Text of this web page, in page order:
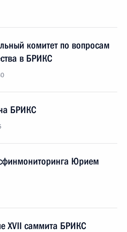
комитет по вопросам
в БРИКС
БРИКС
Юрием
XVII саммита БРИКС